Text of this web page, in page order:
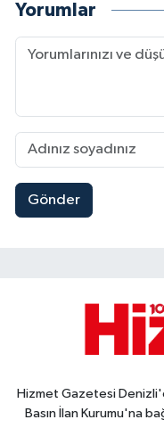
Yorumlar
Gönder
Hizmet Gazetesi
Basın İlan Kurumu'na